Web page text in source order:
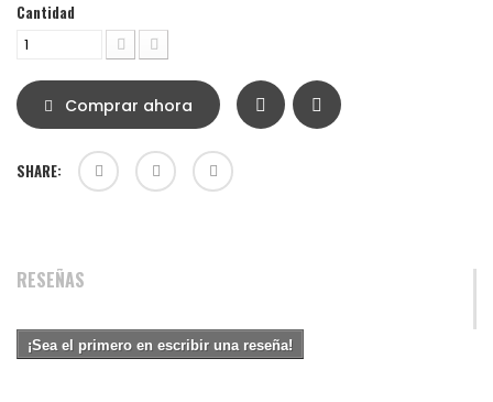
Cantidad
Comprar ahora
SHARE:
RESEÑAS
¡Sea el primero en escribir una reseña!